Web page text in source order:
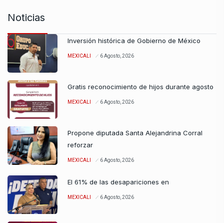
Noticias
Inversión histórica de Gobierno de México
MEXICALI 6 Agosto, 2026
Gratis reconocimiento de hijos durante agosto
MEXICALI 6 Agosto, 2026
Propone diputada Santa Alejandrina Corral
reforzar
MEXICALI 6 Agosto, 2026
El 61% de las desapariciones en
MEXICALI 6 Agosto, 2026